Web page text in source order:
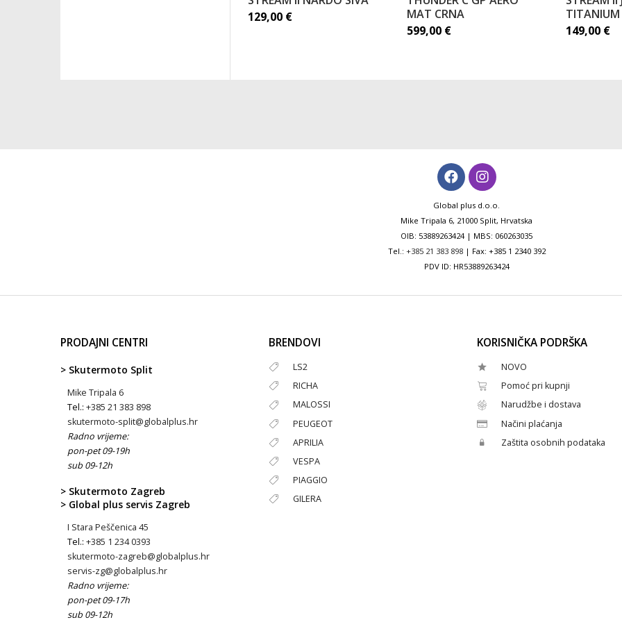
129,00 €
MAT CRNA
599,00 €
TITANIUM
149,00 €
Global plus d.o.o.
Mike Tripala 6, 21000 Split, Hrvatska
OIB: 53889263424 | MBS: 060263035
Tel.: +385 21 383 898| Fax: +385 1 2340 392
PDV ID: HR53889263424
PRODAJNI CENTRI
> Skutermoto Split
Mike Tripala 6
Tel.: +385 21 383 898
skutermoto-split@globalplus.hr
Radno vrijeme:
pon-pet 09-19h
sub 09-12h
> Skutermoto Zagreb
> Global plus servis Zagreb
I Stara Peščenica 45
Tel.: +385 1 234 0393
skutermoto-zagreb@globalplus.hr
servis-zg@globalplus.hr
Radno vrijeme:
pon-pet 09-17h
sub 09-12h
BRENDOVI
LS2
RICHA
MALOSSI
PEUGEOT
APRILIA
VESPA
PIAGGIO
GILERA
KORISNIČKA PODRŠKA
NOVO
Pomoć pri kupnji
Narudžbe i dostava
Načini plaćanja
Zaštita osobnih podataka